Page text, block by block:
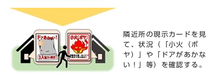
隣近所の現示カードを見
て、状況（「小火（ボ
ヤ）」や「ドアがあかな
い！」等）を確認する。